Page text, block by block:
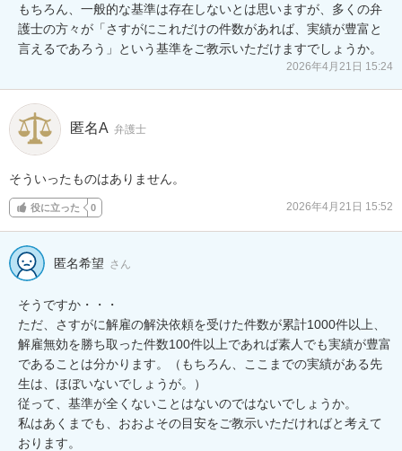
もちろん、一般的な基準は存在しないとは思いますが、多くの弁
護士の方々が「さすがにこれだけの件数があれば、実績が豊富と
言えるであろう」という基準をご教示いただけますでしょうか。
2026年4月21日 15:24
匿名A 弁護士
そういったものはありません。
役に立った 0 2026年4月21日 15:52
匿名希望 さん
そうですか・・・
ただ、さすがに解雇の解決依頼を受けた件数が累計1000件以上、
解雇無効を勝ち取った件数100件以上であれば素人でも実績が豊富
であることは分かります。（もちろん、ここまでの実績がある先
生は、ほぼいないでしょうが。）
従って、基準が全くないことはないのではないでしょうか。
私はあくまでも、おおよその目安をご教示いただければと考えて
おります。